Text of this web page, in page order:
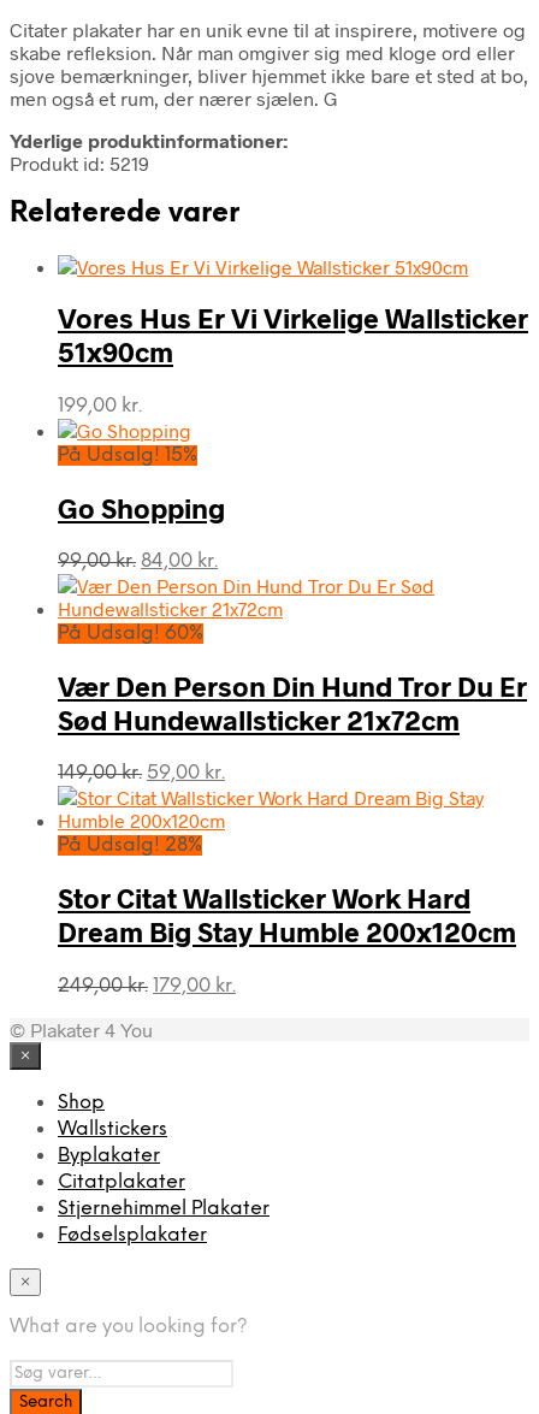
Citater plakater har en unik evne til at inspirere, motivere og
skabe refleksion. Når man omgiver sig med kloge ord eller
sjove bemærkninger, bliver hjemmet ikke bare et sted at bo,
men også et rum, der nærer sjælen. G
Yderlige produktinformationer:
Produkt id: 5219
Relaterede varer
Vores Hus Er Vi Virkelige Wallsticker
51x90cm
199,00 kr.
På Udsalg! 15%
Go Shopping
99,00kr. Den
oprindelige
pris
var:
84,00 kr.
aktuelle
pris
På Udsalg! 60%
Vær Den Person Din Hund Tror Du Er
Sød Hundewallsticker 21x72cm
149,00kr. Den
oprindelige
pris
var:
59,00 kr.
aktuelle
pris
På Udsalg! 28%
Stor Citat Wallsticker Work Hard
Dream Big Stay Humble 200x120cm
249,00kr. Den
179,00 kr.
© Plakater 4 You
×
Shop
Wallstickers
Byplakater
Citatplakater
Stjernehimmel Plakater
Fødselsplakater
×
What are you looking for?